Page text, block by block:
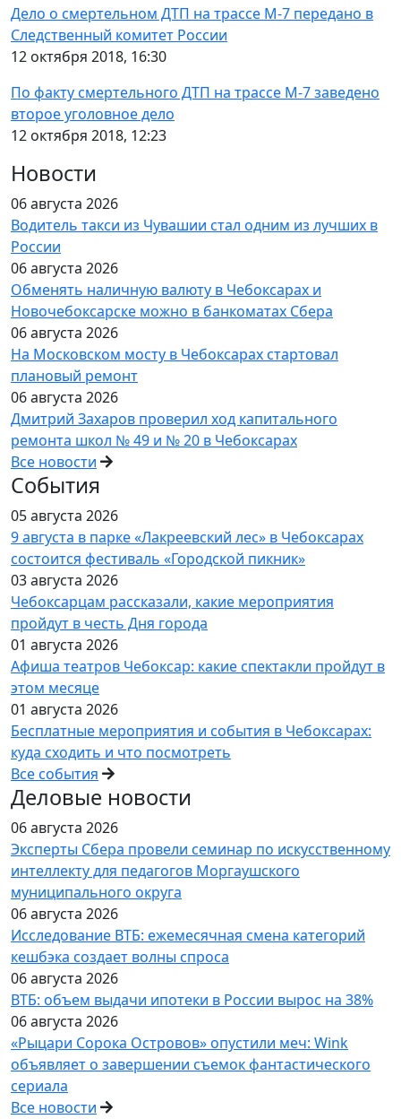
Дело о смертельном ДТП на трассе М-7 передано в
Следственный комитет России
12 октября 2018, 16:30
По факту смертельного ДТП на трассе М-7 заведено
второе уголовное дело
12 октября 2018, 12:23
Новости
06 августа 2026
Водитель такси из Чувашии стал одним из лучших в
России
06 августа 2026
Обменять наличную валюту в Чебоксарах и
Новочебоксарске можно в банкоматах Сбера
06 августа 2026
На Московском мосту в Чебоксарах стартовал
плановый ремонт
06 августа 2026
Дмитрий Захаров проверил ход капитального
ремонта школ № 49 и № 20 в Чебоксарах
Все новости
События
05 августа 2026
9 августа в парке «Лакреевский лес» в Чебоксарах
состоится фестиваль «Городской пикник»
03 августа 2026
Чебоксарцам рассказали, какие мероприятия
пройдут в честь Дня города
01 августа 2026
Афиша театров Чебоксар: какие спектакли пройдут в
этом месяце
01 августа 2026
Бесплатные мероприятия и события в Чебоксарах:
куда сходить и что посмотреть
Все события
Деловые новости
06 августа 2026
Эксперты Сбера провели семинар по искусственному
интеллекту для педагогов Моргаушского
муниципального округа
06 августа 2026
Исследование ВТБ: ежемесячная смена категорий
кешбэка создает волны спроса
06 августа 2026
ВТБ: объем выдачи ипотеки в России вырос на 38%
06 августа 2026
«Рыцари Сорока Островов» опустили меч: Wink
объявляет о завершении съемок фантастического
сериала
Все новости